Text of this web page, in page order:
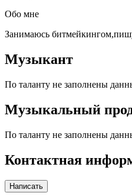
Обо мне
Занимаюсь
Музыкант
По таланту не заполнены
Музыкальный
По таланту не заполнены
Контактная
Написать